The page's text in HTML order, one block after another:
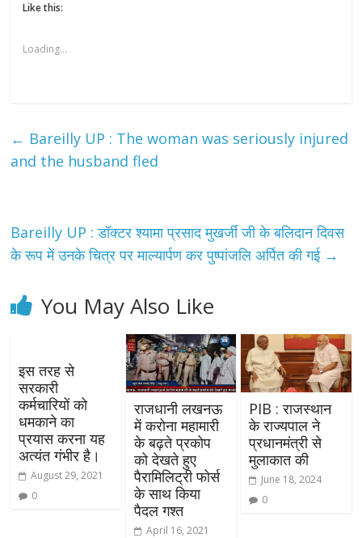
Like this:
Loading...
← Bareilly UP : The woman was seriously injured
and the husband fled
Bareilly UP : डॉक्टर श्यामा प्रसाद मुखर्जी जी के बलिदान दिवस
के रूप में उनके चित्र पर माल्यार्पण कर पुष्पांजलि अर्पित की गई →
You May Also Like
इस तरह से
सरकारी
कर्मचारियों को
धमकाने का
प्रयास करना यह
अत्यंत गंभीर है।
August 29, 2021
0
राजधानी लखनऊ
में करोना महामारी
के बढ़ते प्रकोप
को देखते हुए
पैरामिलिट्री फोर्स
के साथ किया
पैदल गश्त
April 16, 2021
PIB : राजस्थान
के राज्यपाल ने
प्रधानमंत्री से
मुलाकात की
June 18, 2024
0